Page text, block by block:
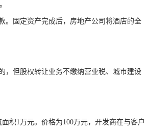
。固定资产完成后，房地产公司将酒店的全
，但股权转让业务不缴纳营业税、城市建设
积1万元。价格为100万元，开发商在与客户